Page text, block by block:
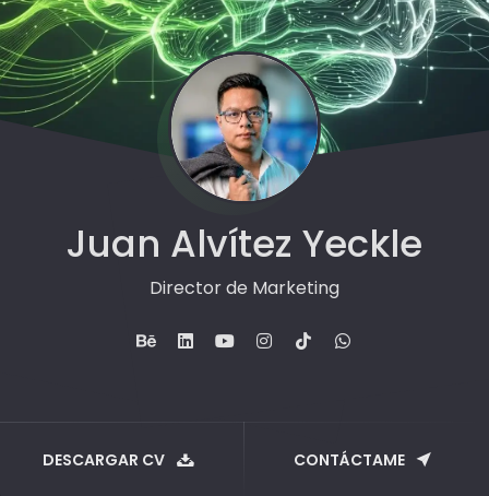
Juan Alvítez Yeckle
Director de Marketing
DESCARGAR CV CONTÁCTAME